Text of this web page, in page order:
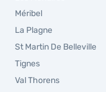
Méribel
La Plagne
St Martin De Belleville
Tignes
Val Thorens